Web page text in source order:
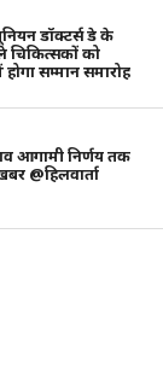
डॉक्टर्स डे के
चिकित्सकों को
सम्मान समारोह
आगामी निर्णय तक
@हिलवार्ता